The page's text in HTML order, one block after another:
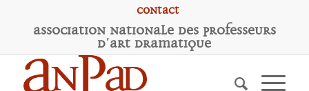
Contact
Association Nationale des Professeurs
d'Art Dramatique